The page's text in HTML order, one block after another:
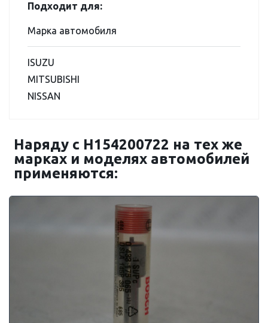
Подходит для:
Марка автомобиля
ISUZU
MITSUBISHI
NISSAN
Наряду с H154200722 на тех же
марках и моделях автомобилей
применяются: